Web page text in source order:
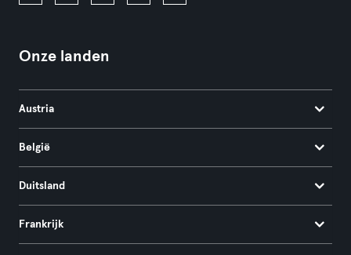
Onze landen
Austria
België
Duitsland
Frankrijk